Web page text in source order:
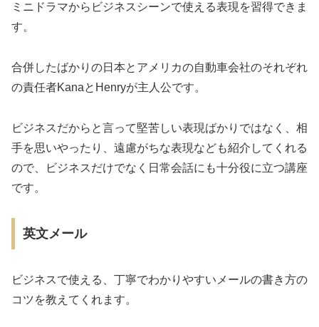
ミニドラマからビジネスシーンで使える表現を習得できま
す。
合併したばかりの日本とアメリカの自動車会社のそれぞれ
の責任者KanaとHenryが主人公です。
ビジネスだからと言って堅苦しい表現ばかりではなく、相
手を思いやったり、遠慮がちな表現なども紹介してくれる
ので、ビジネスだけでなく日常会話にも十分役に立つ講座
です。
英文メール
ビジネスで使える、丁寧でわかりやすいメールの書き方の
コツを教えてくれます。